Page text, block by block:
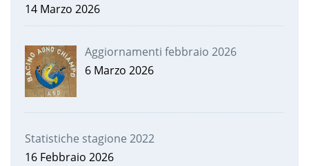
14 Marzo 2026
Aggiornamenti febbraio 2026
6 Marzo 2026
Statistiche stagione 2022
16 Febbraio 2026